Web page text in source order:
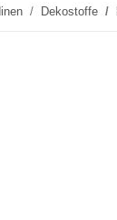
Dekostoffe